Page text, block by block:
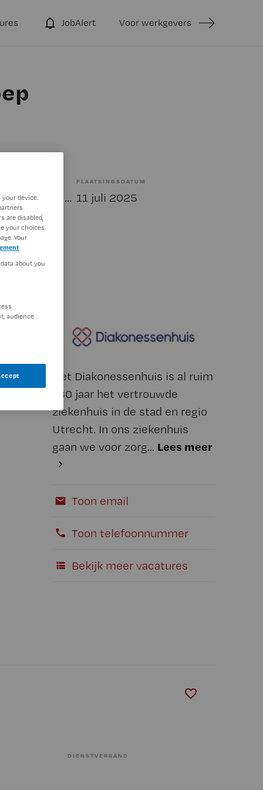
JobAlert Voor werkgevers
Tijdelijk met uitzicht op vast
PLAATSINGSDATUM
11 juli 2025
Het Diakonessenhuis is al ruim
180 jaar het vertrouwde
ziekenhuis in de stad en regio
Utrecht. In ons ziekenhuis
gaan we voor zorg... Lees meer
Toon email
Toon telefoonnummer
Bekijk meer vacatures
DIENSTVERBAND
device.
are disabled,
your choices
Your
about you
audience